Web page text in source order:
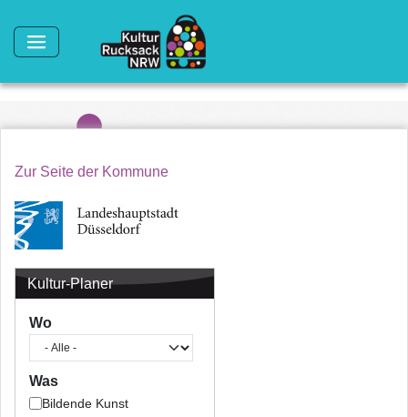
Zur Seite der Kommune
Kultur-Planer
Wo
Was
Bildende Kunst